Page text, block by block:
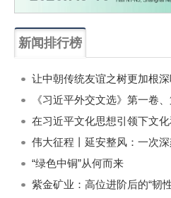
新闻排行榜
《习近平外交文选》第一卷
“绿色中铜”从何而来
紫金矿业：高位进阶后的“韧